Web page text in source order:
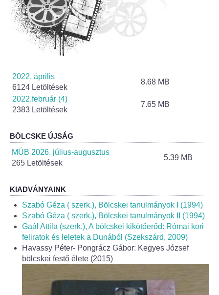
Szerződések
Közadat
Alapítványok
Helyi Építési Szabályzat
INTÉZMÉNYEK
Bölcskei Mesevár Óvoda és Bölcsőde
Óvodakert
Egészségügy
Háziorvos
Gyermekorvos
Fogorvos
2022. április
6124 Letöltések
8.68 MB
2022.február (4)
2383 Letöltések
7.65 MB
BÖLCSKE ÚJSÁG
MÚB 2026. július-augusztus
265 Letöltések
5.39 MB
KIADVÁNYAINK
Szabó Géza ( szerk.), Bölcskei tanulmányok I (1994)
Szabó Géza ( szerk.), Bölcskei tanulmányok II (1994)
Gaál Attila (szerk.), A bölcskei kikötőerőd: Római kori
feliratok és leletek a Dunából (Szekszárd, 2009)
Havassy Péter- Pongrácz Gábor: Kegyes József
bölcskei festő élete (2015)